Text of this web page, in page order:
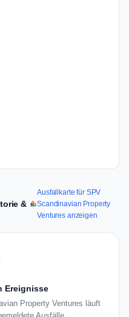
&
Ausfallkarte für SPV
Scandinavian Property
Ventures anzeigen
Ereignisse
Property Ventures läuft